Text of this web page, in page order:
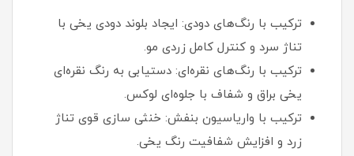
ترکیب با رنگ‌های دودی: ایجاد بلوند دودی یخی با
تناژ سرد و کنترل کامل زردی مو.
ترکیب با رنگ‌های نقره‌ای: دستیابی به رنگ نقره‌ای
یخی براق و شفاف با جلوه‌ای لوکس.
ترکیب با واریاسیون بنفش: خنثی‌ سازی قوی تناژ
زرد و افزایش شفافیت رنگ یخی.